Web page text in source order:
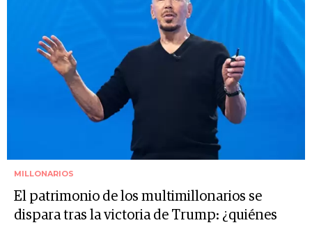
MILLONARIOS
El patrimonio de los multimillonarios se
dispara tras la victoria de Trump: ¿quiénes